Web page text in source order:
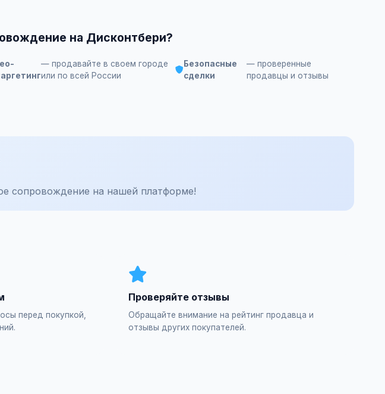
на Дисконтбери?
— продавайте в своем городе
или по всей России
Безопасные
сделки
— проверенные
продавцы и отзывы
сопровождение на нашей платформе!
перед покупкой,
Проверяйте отзывы
Обращайте внимание на рейтинг продавца и
отзывы других покупателей.